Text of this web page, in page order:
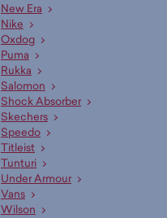
New Era
Nike
Oxdog
Puma
Rukka
Salomon
Shock Absorber
Skechers
Speedo
Titleist
Tunturi
Under Armour
Vans
Wilson